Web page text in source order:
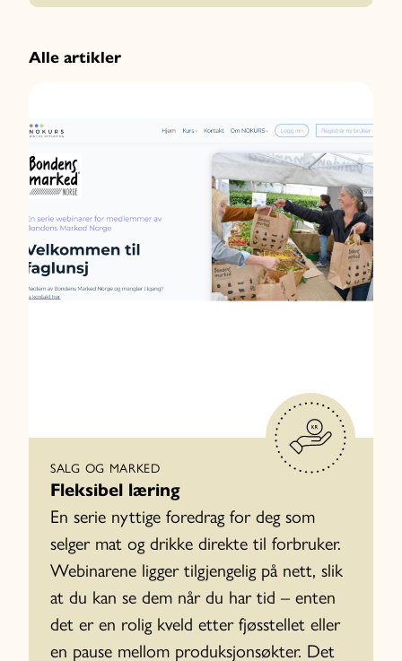
Alle artikler
SALG OG MARKED
Fleksibel læring
En serie nyttige foredrag for deg som
selger mat og drikke direkte til forbruker.
Webinarene ligger tilgjengelig på nett, slik
at du kan se dem når du har tid – enten
det er en rolig kveld etter fjøsstellet eller
en pause mellom produksjonsøkter. Det